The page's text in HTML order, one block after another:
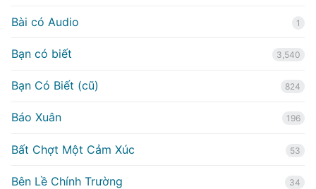
Bài có Audio 1
Bạn có biết 3,540
Bạn Có Biết (cũ) 824
Báo Xuân 196
Bất Chợt Một Cảm Xúc 53
Bên Lề Chính Trường 34